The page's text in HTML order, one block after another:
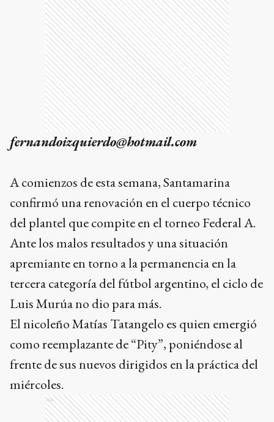
fernandoizquierdo@hotmail.com
A comienzos de esta semana, Santamarina
confirmó una renovación en el cuerpo técnico
del plantel que compite en el torneo Federal A.
Ante los malos resultados y una situación
apremiante en torno a la permanencia en la
tercera categoría del fútbol argentino, el ciclo de
Luis Murúa no dio para más.
El nicoleño Matías Tatangelo es quien emergió
como reemplazante de “Pity”, poniéndose al
frente de sus nuevos dirigidos en la práctica del
miércoles.
Ads